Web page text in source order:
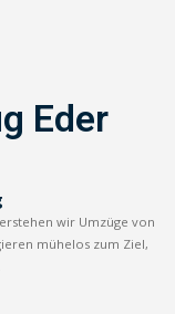
Eder
wir Umzüge von
mühelos zum Ziel,